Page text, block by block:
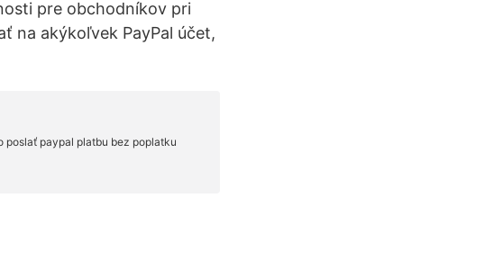
pre obchodníkov pri
na akýkoľvek PayPal účet,